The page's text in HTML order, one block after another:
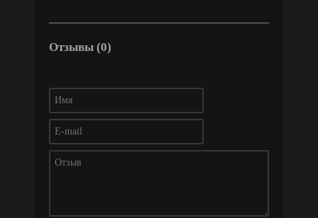
Отзывы (0)